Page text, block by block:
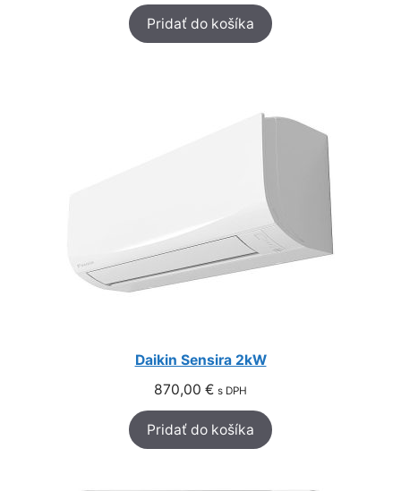
Pridať do košíka
Daikin Sensira 2kW
870,00 € s DPH
Pridať do košíka